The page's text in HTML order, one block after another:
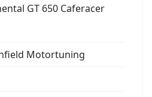
GT 650 Caferacer
Motortuning